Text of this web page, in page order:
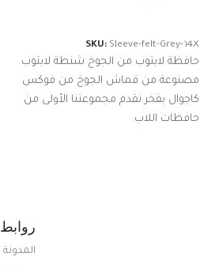
SKU: Sleeve-felt-Grey-14X
حافظة لابتوب من الجوخ شنطة لابتوب
مصنوعة من قماش الجوخ من فوكس
كاجوال بفخر نقدم مجموعتنا الأولى من
حافظات اللاب
المدونة